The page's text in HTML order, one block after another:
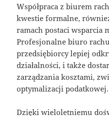
Współpraca z biurem
kwestie formalne,
ramach postaci wsparcia
Profesjonalne biuro
przedsiębiorcy lepiej
działalności, i także
zarządzania kosztami,
optymalizacji podatkowej.
Dzięki wieloletniemu